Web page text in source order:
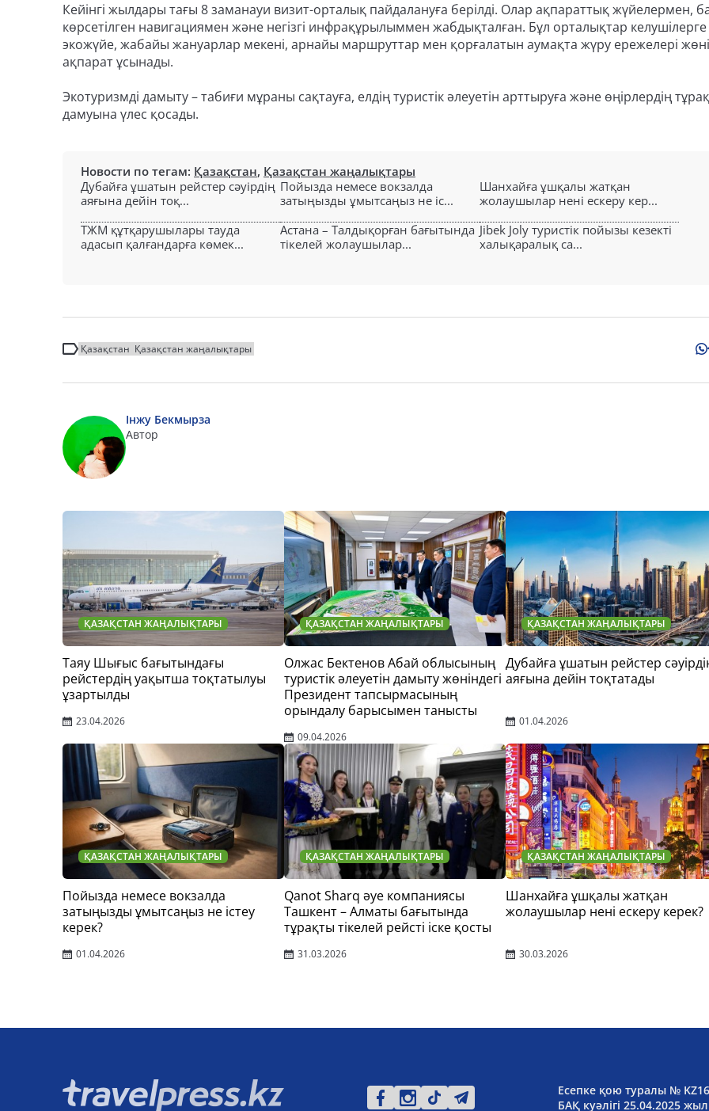
Кейінгі жылдары тағы 8 заманауи визит-орталық пайдалануға берілді. Олар ақпараттық жүйелермен,
көрсетілген навигациямен және негізгі инфрақұрылыммен жабдықталған. Бұл орталықтар
экожүйе, жабайы жануарлар мекені, арнайы маршруттар мен қорғалатын аумақта жүру ережелері
ақпарат ұсынады.
Экотуризмді дамыту – табиғи мұраны сақтауға, елдің туристік әлеуетін арттыруға және өңірлердің
дамуына үлес қосады.
Новости по тегам: Қазақстан, Қазақстан жаңалықтары
Дубайға ұшатын рейстер сәуірдің
аяғына дейін тоқ...
Пойызда немесе вокзалда
затыңызды ұмытсаңыз не іс...
Шанхайға ұшқалы жатқан
жолаушылар нені ескеру кер...
ТЖМ құтқарушылары тауда
адасып қалғандарға көмек...
Астана – Талдықорған бағытында
тікелей жолаушылар...
Jibek Joly туристік пойызы кезекті
халықаралық са...
Қазақстан Қазақстан жаңалықтары
Інжу Бекмырза
Автор
ҚАЗАҚСТАН ЖАҢАЛЫҚТАРЫ
Таяу Шығыс бағытындағы
рейстердің уақытша тоқтатылуы
ұзартылды
23.04.2026
ҚАЗАҚСТАН ЖАҢАЛЫҚТАРЫ
Олжас Бектенов Абай облысының
туристік әлеуетін дамыту жөніндегі
Президент тапсырмасының
орындалу барысымен танысты
09.04.2026
ҚАЗАҚСТАН ЖАҢАЛЫҚТАРЫ
Дубайға ұшатын рейстер
аяғына дейін тоқтатады
01.04.2026
ҚАЗАҚСТАН ЖАҢАЛЫҚТАРЫ
Пойызда немесе вокзалда
затыңызды ұмытсаңыз не істеу
керек?
01.04.2026
ҚАЗАҚСТАН ЖАҢАЛЫҚТАРЫ
Qanot Sharq әуе компаниясы
Ташкент – Алматы бағытында
тұрақты тікелей рейсті іске қосты
31.03.2026
ҚАЗАҚСТАН ЖАҢАЛЫҚТАРЫ
Шанхайға ұшқалы жатқан
жолаушылар нені ескеру керек?
30.03.2026
Есепке қою туралы №
БАҚ куәлігі 25.04.2025